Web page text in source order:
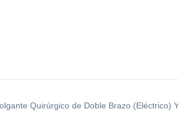
Quirúrgico de Doble Brazo (Eléctrico)